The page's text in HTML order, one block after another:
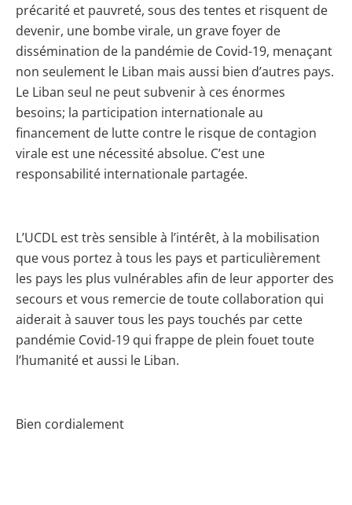
précarité et pauvreté, sous des tentes et risquent de
devenir, une bombe virale, un grave foyer de
dissémination de la pandémie de Covid-19, menaçant
non seulement le Liban mais aussi bien d’autres pays.
Le Liban seul ne peut subvenir à ces énormes
besoins; la participation internationale au
financement de lutte contre le risque de contagion
virale est une nécessité absolue. C’est une
responsabilité internationale partagée.
L’UCDL est très sensible à l’intérêt, à la mobilisation
que vous portez à tous les pays et particulièrement
les pays les plus vulnérables afin de leur apporter des
secours et vous remercie de toute collaboration qui
aiderait à sauver tous les pays touchés par cette
pandémie Covid-19 qui frappe de plein fouet toute
l’humanité et aussi le Liban.
Bien cordialement